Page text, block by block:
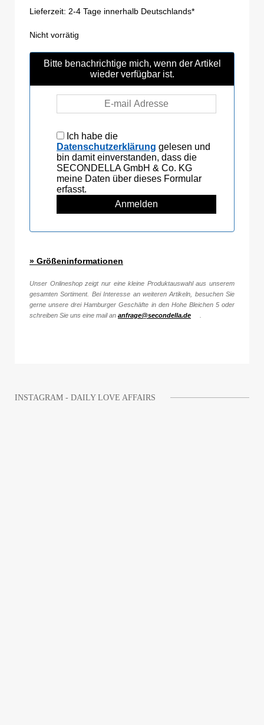
Lieferzeit: 2-4 Tage innerhalb Deutschlands*
Nicht vorrätig
Bitte benachrichtige mich, wenn der Artikel
wieder verfügbar ist.
Ich habe die
Datenschutzerklärung gelesen und
bin damit einverstanden, dass die
SECONDELLA GmbH & Co. KG
meine Daten über dieses Formular
erfasst.
» Größeninformationen
Unser Onlineshop zeigt nur eine kleine Produktauswahl aus unserem
gesamten Sortiment. Bei Interesse an weiteren Artikeln, besuchen Sie
gerne unsere drei Hamburger Geschäfte in den Hohe Bleichen 5 oder
schreiben Sie uns eine mail an anfrage@secondella.de
INSTAGRAM - DAILY LOVE AFFAIRS